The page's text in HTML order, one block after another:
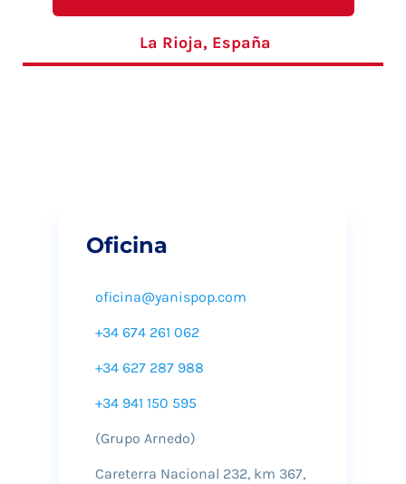
La Rioja, España
Oficina
oficina@yanispop.com
+34 674 261 062
+34 627 287 988
+34 941 150 595
(Grupo Arnedo)
Careterra Nacional 232, km 367,